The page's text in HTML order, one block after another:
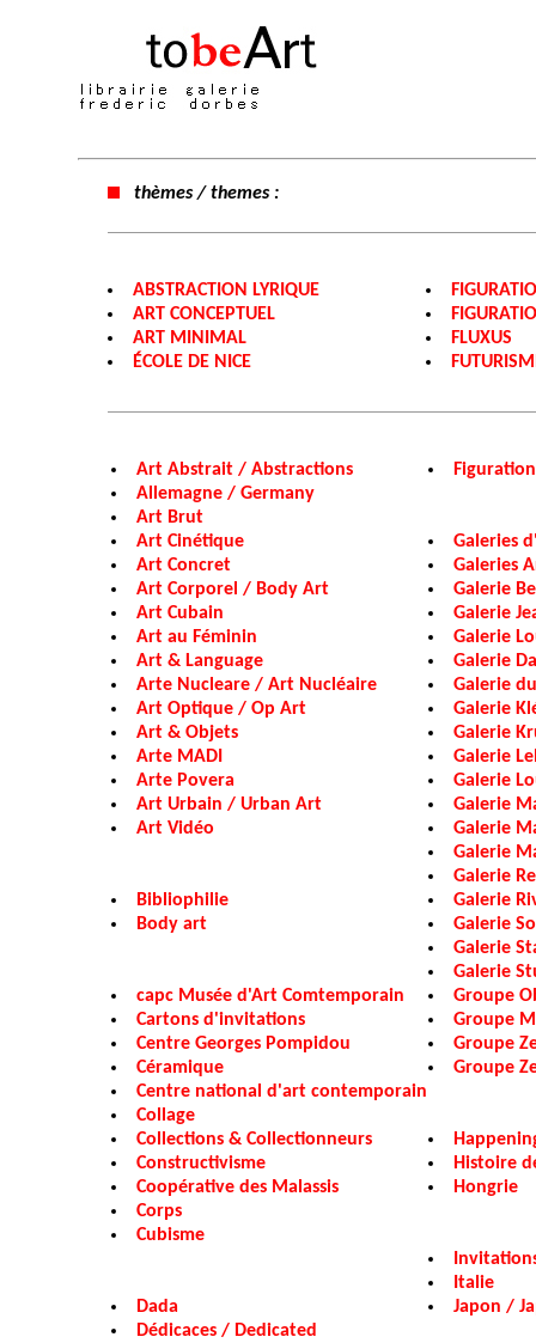
thèmes / themes :
ABSTRACTION LYRIQUE
ART CONCEPTUEL
ART MINIMAL
ÉCOLE DE NICE
FLUXUS
Art Abstrait / Abstractions
Allemagne / Germany
Art Brut
Art Cinétique
Art Concret
Art Corporel / Body Art
Art Cubain
Art au Féminin
Art & Language
Arte Nucleare / Art Nucléaire
Art Optique / Op Art
Art & Objets
Arte MADI
Arte Povera
Art Urbain / Urban Art
Art Vidéo
Bibliophilie
Body art
capc Musée d'Art Comtemporain
Cartons d'invitations
Centre Georges Pompidou
Céramique
Centre national d'art contemporain
Collage
Collections & Collectionneurs
Constructivisme
Coopérative des Malassis
Corps
Cubisme
Dada
Dédicaces / Dedicated
Galeries
Galeries
Galerie
Galerie
Galerie
Galerie
Galerie
Galerie
Galerie
Galerie
Galerie
Galerie
Galerie
Galerie
Galerie
Galerie
Galerie
Galerie
Galerie
Groupe
Groupe
Groupe
Groupe
Histoire
Hongrie
Italie
Japon /